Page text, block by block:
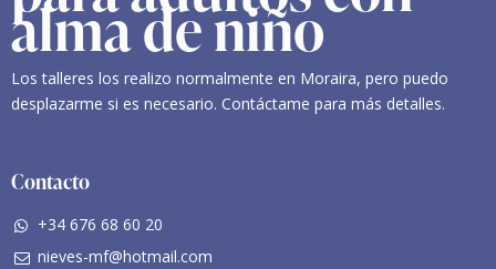
alma de niño
Los talleres los realizo normalmente en Moraira, pero puedo
desplazarme si es necesario. Contáctame para más detalles.
Contacto
+34 676 68 60 20
nieves-mf@hotmail.com